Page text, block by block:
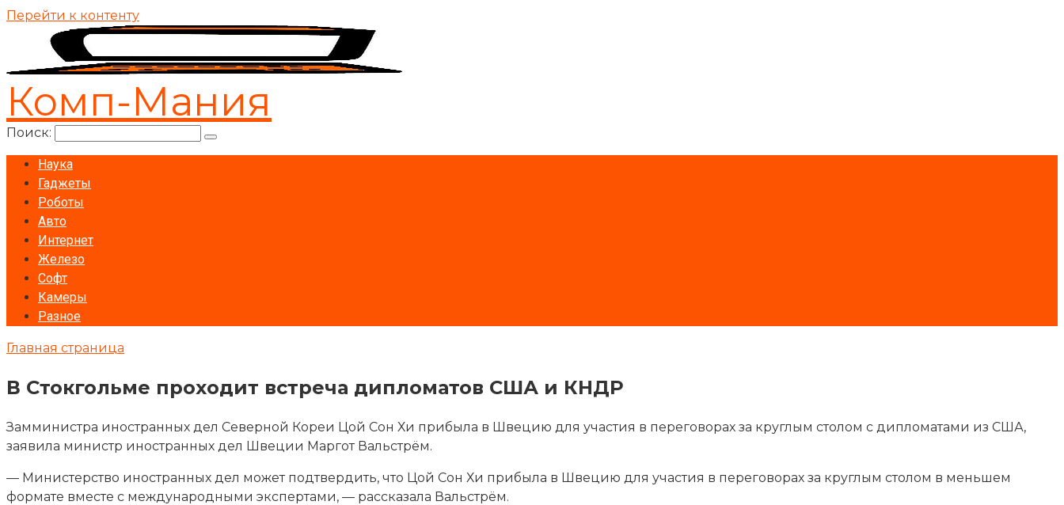
Перейти к контенту
Комп-Мания
Поиск:
Наука
Гаджеты
Роботы
Авто
Интернет
Железо
Софт
Камеры
Разное
Главная страница
В Стокгольме проходит встреча дипломатов США и КНДР
Замминистра иностранных дел Северной Кореи Цой Сон Хи прибыла в Швецию для участия в переговорах за круглым столом с дипломатами из США,
заявила министр иностранных дел Швеции Маргот Вальстрём.
— Министерство иностранных дел может подтвердить, что Цой Сон Хи прибыла в Швецию для участия в переговорах за круглым столом в меньшем
формате вместе с международными экспертами, — рассказала Вальстрём.